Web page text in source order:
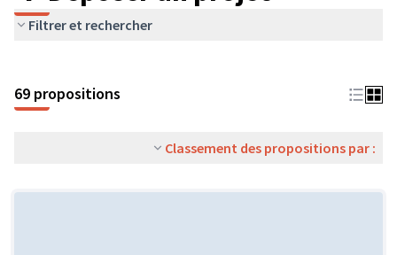
Filtrer et rechercher
69 propositions
Classement des propositions par :